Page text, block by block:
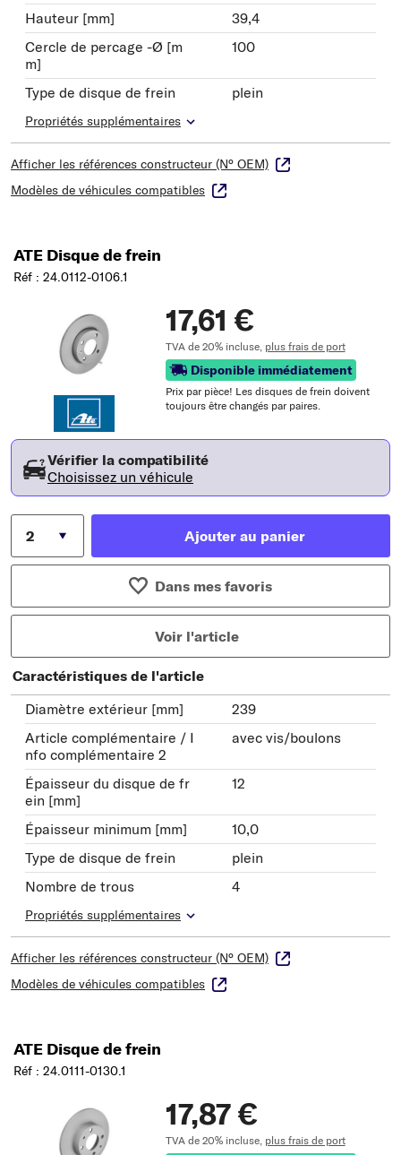
Hauteur [mm]
39,4
Cercle de percage -Ø [m
m]
100
Type de disque de frein plein
Propriétés supplémentaires
Afficher les références constructeur (N° OEM)
Modèles de véhicules compatibles
ATE Disque de frein
Réf : 24.0112-0106.1
17,61 €
TVA de 20% incluse, plus frais de port
Disponible immédiatement
Prix ​​par pièce! Les disques de frein doivent
toujours être changés par paires.
Vérifier la compatibilité
Choisissez un véhicule
Ajouter au panier
Dans mes favoris
Voir l'article
Caractéristiques de l'article
Diamètre extérieur [mm]
239
Article complémentaire / I
nfo complémentaire 2
avec vis/boulons
Épaisseur du disque de fr
ein [mm]
12
Épaisseur minimum [mm]
10,0
Type de disque de frein
plein
Nombre de trous
4
Propriétés supplémentaires
Afficher les références constructeur (N° OEM)
Modèles de véhicules compatibles
ATE Disque de frein
Réf : 24.0111-0130.1
17,87 €
TVA de 20% incluse, plus frais de port